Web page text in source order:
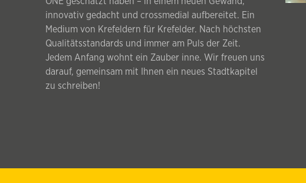
innovativ gedacht und crossmedial aufbereitet. Ein
Medium von Krefeldern für Krefelder. Nach höchsten
Qualitätsstandards und immer am Puls der Zeit.
Jedem Anfang wohnt ein Zauber inne. Wir freuen uns
darauf, gemeinsam mit Ihnen ein neues Stadtkapitel
zu schreiben!